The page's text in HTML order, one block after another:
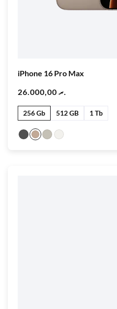
iPhone 16 Pro Max
.ރ26.000,00
256 Gb 512 GB 1 Tb